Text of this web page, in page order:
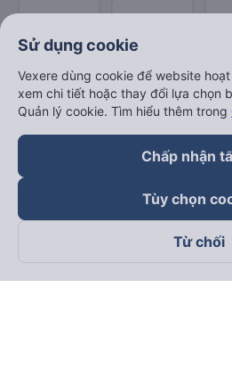
Theo dõi chúng tôi trên
Sử dụng cookie
Vexere dùng cookie để website
xem chi tiết hoặc thay đổi lựa chọn
Quản lý cookie. Tìm hiểu thêm trong
Chấp nhận
Tùy chọn
Từ chối